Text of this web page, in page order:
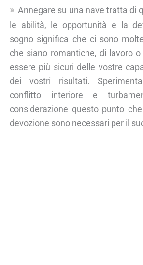
Annegare su una nave tratta di
le abilità, le opportunità e la
sogno significa che ci sono
che siano romantiche, di lavoro
essere più sicuri delle vostre
dei vostri risultati.
conflitto interiore e
considerazione questo punto
devozione sono necessari per il